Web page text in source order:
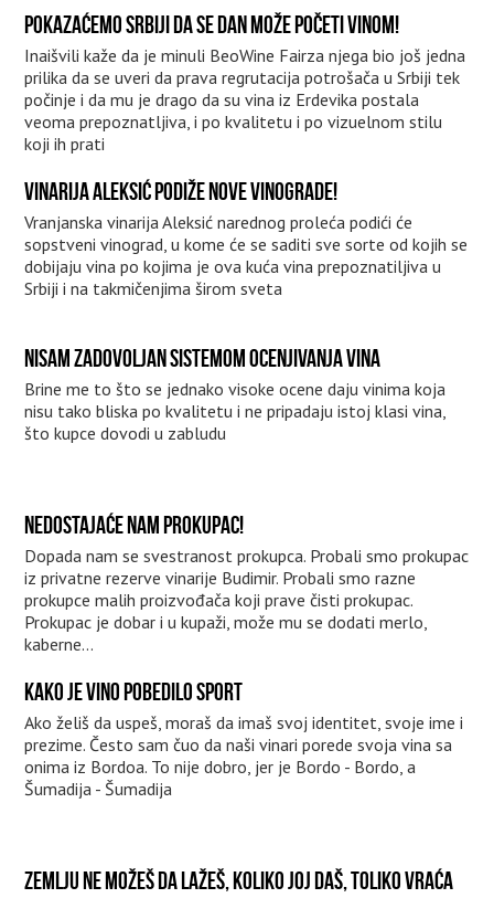
POKAZAĆEMO SRBIJI DA SE DAN MOŽE POČETI VINOM!
Inaišvili kaže da je minuli BeoWine Fairza njega bio još jedna
prilika da se uveri da prava regrutacija potrošača u Srbiji tek
počinje i da mu je drago da su vina iz Erdevika postala
veoma prepoznatljiva, i po kvalitetu i po vizuelnom stilu
koji ih prati
VINARIJA ALEKSIĆ PODIŽE NOVE VINOGRADE!
Vranjanska vinarija Aleksić narednog proleća podići će
sopstveni vinograd, u kome će se saditi sve sorte od kojih se
dobijaju vina po kojima je ova kuća vina prepoznatiljiva u
Srbiji i na takmičenjima širom sveta
NISAM ZADOVOLJAN SISTEMOM OCENJIVANJA VINA
Brine me to što se jednako visoke ocene daju vinima koja
nisu tako bliska po kvalitetu i ne pripadaju istoj klasi vina,
što kupce dovodi u zabludu
NEDOSTAJAĆE NAM PROKUPAC!
Dopada nam se svestranost prokupca. Probali smo prokupac
iz privatne rezerve vinarije Budimir. Probali smo razne
prokupce malih proizvođača koji prave čisti prokupac.
Prokupac je dobar i u kupaži, može mu se dodati merlo,
kaberne...
KAKO JE VINO POBEDILO SPORT
Ako želiš da uspeš, moraš da imaš svoj identitet, svoje ime i
prezime. Često sam čuo da naši vinari porede svoja vina sa
onima iz Bordoa. To nije dobro, jer je Bordo - Bordo, a
Šumadija - Šumadija
ZEMLJU NE MOŽEŠ DA LAŽEŠ, KOLIKO JOJ DAŠ, TOLIKO VRAĆA